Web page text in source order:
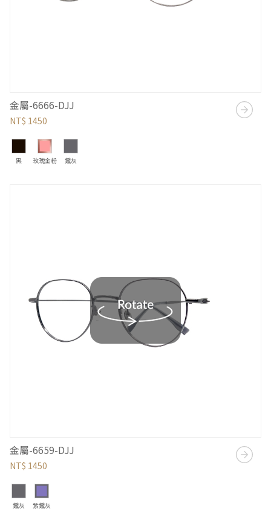
金屬-6666-DJJ
NT$ 1450
黑 玫瑰金粉 鐵灰
金屬-6659-DJJ
NT$ 1450
鐵灰 紫鐵灰